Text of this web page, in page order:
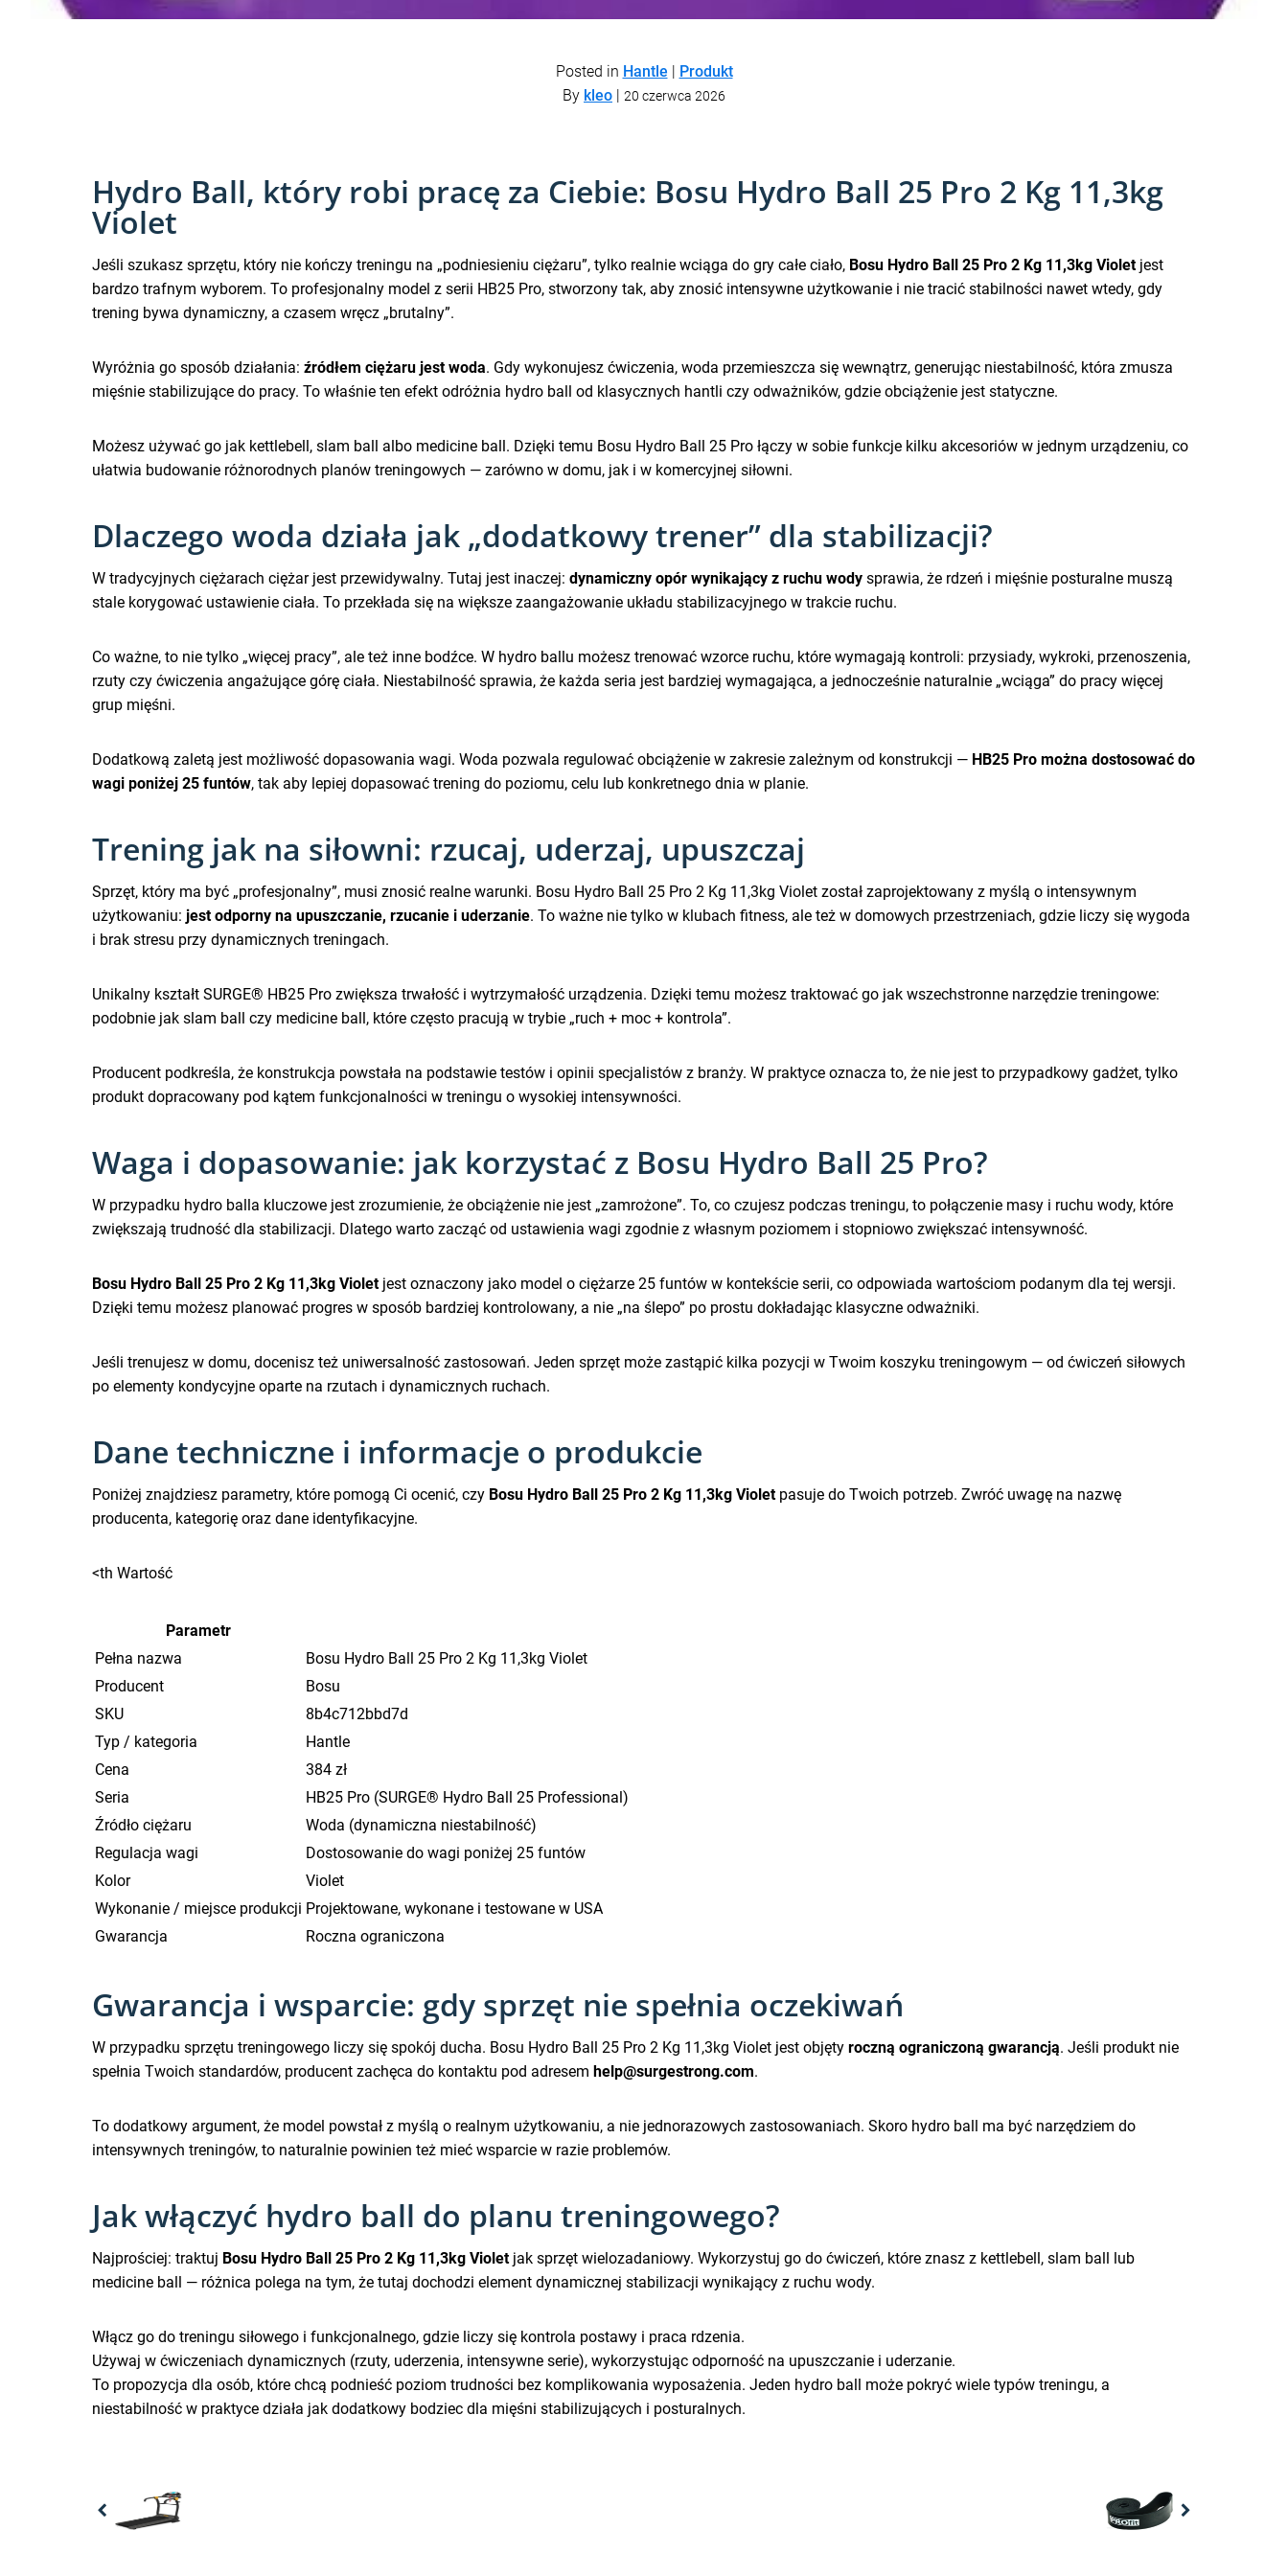
Posted in Hantle | Produkt
By kleo | 20 czerwca 2026
Hydro Ball, który robi pracę za Ciebie: Bosu Hydro Ball 25 Pro 2 Kg 11,3kg
Violet
Jeśli szukasz sprzętu, który nie kończy treningu na „podniesieniu ciężaru”, tylko realnie wciąga do gry całe ciało, Bosu Hydro Ball 25 Pro 2 Kg 11,3kg Violetjest
bardzo trafnym wyborem. To profesjonalny model z serii HB25 Pro, stworzony tak, aby znosić intensywne użytkowanie i nie tracić stabilności nawet wtedy, gdy
trening bywa dynamiczny, a czasem wręcz „brutalny”.
Wyróżnia go sposób działania: źródłem ciężaru jest woda. Gdy wykonujesz ćwiczenia, woda przemieszcza się wewnątrz, generując niestabilność, która zmusza
mięśnie stabilizujące do pracy. To właśnie ten efekt odróżnia hydro ball od klasycznych hantli czy odważników, gdzie obciążenie jest statyczne.
Możesz używać go jak kettlebell, slam ball albo medicine ball. Dzięki temu Bosu Hydro Ball 25 Pro łączy w sobie funkcje kilku akcesoriów w jednym urządzeniu, co
ułatwia budowanie różnorodnych planów treningowych — zarówno w domu, jak i w komercyjnej siłowni.
Dlaczego woda działa jak „dodatkowy trener” dla stabilizacji?
W tradycyjnych ciężarach ciężar jest przewidywalny. Tutaj jest inaczej: dynamiczny opór wynikający z ruchu wody sprawia, że rdzeń i mięśnie posturalne muszą
stale korygować ustawienie ciała. To przekłada się na większe zaangażowanie układu stabilizacyjnego w trakcie ruchu.
Co ważne, to nie tylko „więcej pracy”, ale też inne bodźce. W hydro ballu możesz trenować wzorce ruchu, które wymagają kontroli: przysiady, wykroki, przenoszenia,
rzuty czy ćwiczenia angażujące górę ciała. Niestabilność sprawia, że każda seria jest bardziej wymagająca, a jednocześnie naturalnie „wciąga” do pracy więcej
grup mięśni.
Dodatkową zaletą jest możliwość dopasowania wagi. Woda pozwala regulować obciążenie w zakresie zależnym od konstrukcji — HB25 Pro można dostosować do
wagi poniżej 25 funtów, tak aby lepiej dopasować trening do poziomu, celu lub konkretnego dnia w planie.
Trening jak na siłowni: rzucaj, uderzaj, upuszczaj
Sprzęt, który ma być „profesjonalny”, musi znosić realne warunki. Bosu Hydro Ball 25 Pro 2 Kg 11,3kg Violet został zaprojektowany z myślą o intensywnym
użytkowaniu: jest odporny na upuszczanie, rzucanie i uderzanie. To ważne nie tylko w klubach fitness, ale też w domowych przestrzeniach, gdzie liczy się wygoda
i brak stresu przy dynamicznych treningach.
Unikalny kształt SURGE® HB25 Pro zwiększa trwałość i wytrzymałość urządzenia. Dzięki temu możesz traktować go jak wszechstronne narzędzie treningowe:
podobnie jak slam ball czy medicine ball, które często pracują w trybie „ruch + moc + kontrola”.
Producent podkreśla, że konstrukcja powstała na podstawie testów i opinii specjalistów z branży. W praktyce oznacza to, że nie jest to przypadkowy gadżet, tylko
produkt dopracowany pod kątem funkcjonalności w treningu o wysokiej intensywności.
Waga i dopasowanie: jak korzystać z Bosu Hydro Ball 25 Pro?
W przypadku hydro balla kluczowe jest zrozumienie, że obciążenie nie jest „zamrożone”. To, co czujesz podczas treningu, to połączenie masy i ruchu wody, które
zwiększają trudność dla stabilizacji. Dlatego warto zacząć od ustawienia wagi zgodnie z własnym poziomem i stopniowo zwiększać intensywność.
Bosu Hydro Ball 25 Pro 2 Kg 11,3kg Violetjest oznaczony jako model o ciężarze 25 funtów w kontekście serii, co odpowiada wartościom podanym dla tej wersji.
Dzięki temu możesz planować progres w sposób bardziej kontrolowany, a nie „na ślepo” po prostu dokładając klasyczne odważniki.
Jeśli trenujesz w domu, docenisz też uniwersalność zastosowań. Jeden sprzęt może zastąpić kilka pozycji w Twoim koszyku treningowym — od ćwiczeń siłowych
po elementy kondycyjne oparte na rzutach i dynamicznych ruchach.
Dane techniczne i informacje o produkcie
Poniżej znajdziesz parametry, które pomogą Ci ocenić, czy Bosu Hydro Ball 25 Pro 2 Kg 11,3kg Violetpasuje do Twoich potrzeb. Zwróć uwagę na nazwę
producenta, kategorię oraz dane identyfikacyjne.
<th Wartość
Parametr
Pełna nazwa
Bosu Hydro Ball 25 Pro 2 Kg 11,3kg Violet
Producent
Bosu
SKU
8b4c712bbd7d
Typ / kategoria
Hantle
Cena
384 zł
Seria
HB25 Pro (SURGE® Hydro Ball 25 Professional)
Źródło ciężaru
Woda (dynamiczna niestabilność)
Regulacja wagi
Dostosowanie do wagi poniżej 25 funtów
Kolor
Violet
Wykonanie / miejsce produkcji Projektowane, wykonane i testowane w USA
Gwarancja
Roczna ograniczona
Gwarancja i wsparcie: gdy sprzęt nie spełnia oczekiwań
W przypadku sprzętu treningowego liczy się spokój ducha. Bosu Hydro Ball 25 Pro 2 Kg 11,3kg Violet jest objęty roczną ograniczoną gwarancją. Jeśli produkt nie
spełnia Twoich standardów, producent zachęca do kontaktu pod adresem help@surgestrong.com.
To dodatkowy argument, że model powstał z myślą o realnym użytkowaniu, a nie jednorazowych zastosowaniach. Skoro hydro ball ma być narzędziem do
intensywnych treningów, to naturalnie powinien też mieć wsparcie w razie problemów.
Jak włączyć hydro ball do planu treningowego?
Najprościej: traktuj Bosu Hydro Ball 25 Pro 2 Kg 11,3kg Violetjak sprzęt wielozadaniowy. Wykorzystuj go do ćwiczeń, które znasz z kettlebell, slam ball lub
medicine ball — różnica polega na tym, że tutaj dochodzi element dynamicznej stabilizacji wynikający z ruchu wody.
Włącz go do treningu siłowego i funkcjonalnego, gdzie liczy się kontrola postawy i praca rdzenia.
Używaj w ćwiczeniach dynamicznych (rzuty, uderzenia, intensywne serie), wykorzystując odporność na upuszczanie i uderzanie.
To propozycja dla osób, które chcą podnieść poziom trudności bez komplikowania wyposażenia. Jeden hydro ball może pokryć wiele typów treningu, a
niestabilność w praktyce działa jak dodatkowy bodziec dla mięśni stabilizujących i posturalnych.